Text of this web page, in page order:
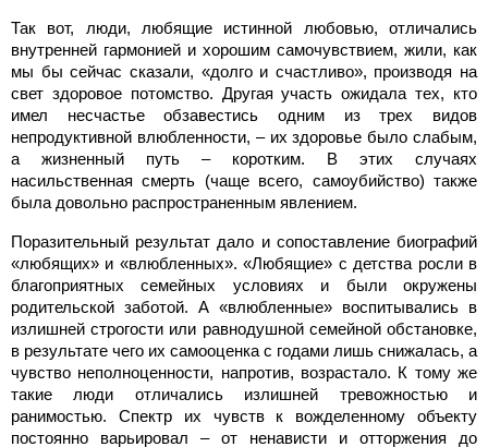
Так вот, люди, любящие истинной любовью, отличались
внутренней гармонией и хорошим самочувствием, жили, как
мы бы сейчас сказали, «долго и счастливо», производя на
свет здоровое потомство. Другая участь ожидала тех, кто
имел несчастье обзавестись одним из трех видов
непродуктивной влюбленности, – их здоровье было слабым,
а жизненный путь – коротким. В этих случаях
насильственная смерть (чаще всего, самоубийство) также
была довольно распространенным явлением.
Поразительный результат дало и сопоставление биографий
«любящих» и «влюбленных». «Любящие» с детства росли в
благоприятных семейных условиях и были окружены
родительской заботой. А «влюбленные» воспитывались в
излишней строгости или равнодушной семейной обстановке,
в результате чего их самооценка с годами лишь снижалась, а
чувство неполноценности, напротив, возрастало. К тому же
такие люди отличались излишней тревожностью и
ранимостью. Спектр их чувств к вожделенному объекту
постоянно варьировал – от ненависти и отторжения до